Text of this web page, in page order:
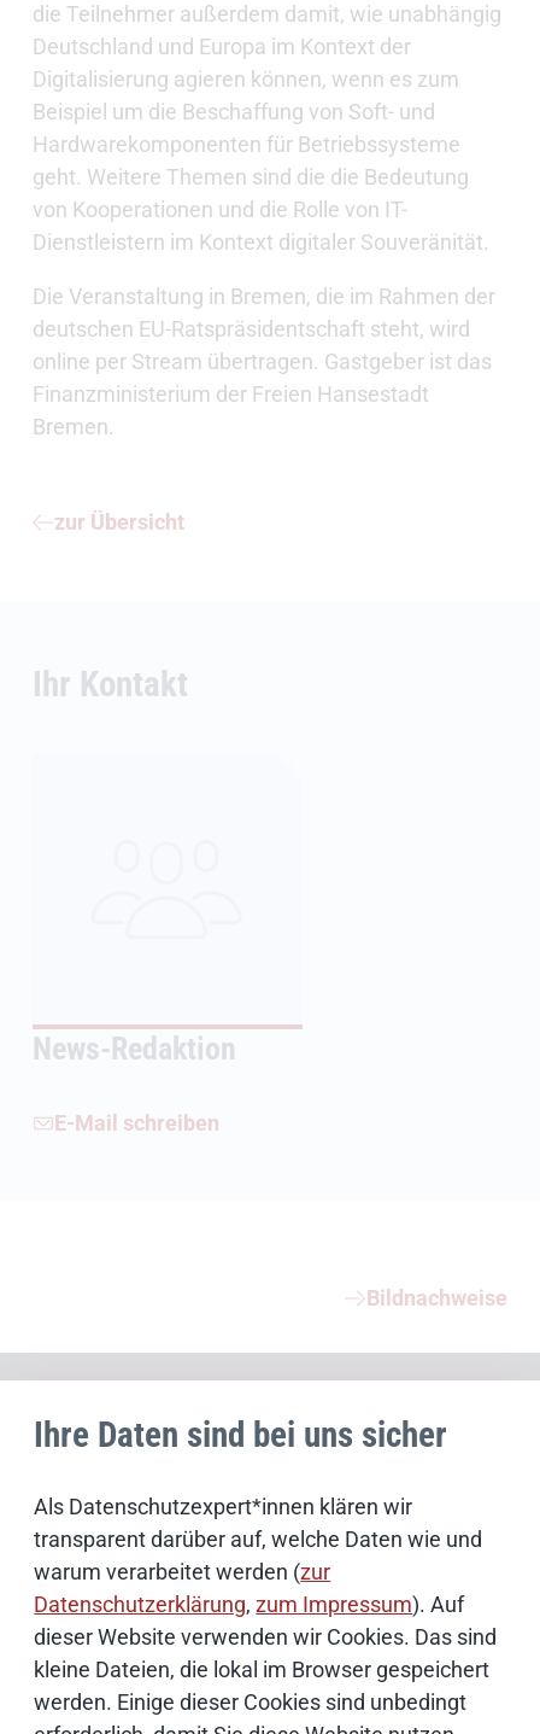
Ihre Daten sind bei uns sicher
Als Datenschutzexpert*innen klären wir
transparent darüber auf, welche Daten wie und
warum verarbeitet werden (zur
Datenschutzerklärung,zum Impressum). Auf
dieser Website verwenden wir Cookies. Das sind
kleine Dateien, die lokal im Browser gespeichert
werden. Einige dieser Cookies sind unbedingt
die Teilnehmer außerdem damit, wie unabhängig
Deutschland und Europa im Kontext der
Digitalisierung agieren können, wenn es zum
Beispiel um die Beschaffung von Soft- und
Hardwarekomponenten für Betriebssysteme
geht. Weitere Themen sind die die Bedeutung
von Kooperationen und die Rolle von IT-
Dienstleistern im Kontext digitaler Souveränität.
Die Veranstaltung in Bremen, die im Rahmen der
deutschen EU-Ratspräsidentschaft steht, wird
online per Stream übertragen. Gastgeber ist das
Finanzministerium der Freien Hansestadt
Bremen.
zur Übersicht
Ihr Kontakt
News-Redaktion
E-Mail schreiben
Bildnachweise
Schwerpunktthemen
Open Source
IT Sicherheit
Onlinezugangsgesetz